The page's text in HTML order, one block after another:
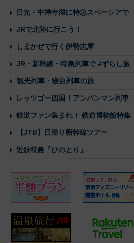
日光・中禅寺湖に特急スペーシアで
JRで北陸に行こう！
しまかぜで行く伊勢志摩
JR・新幹線・特急列車で #ずらし旅
観光列車・寝台列車の旅
レッツゴー四国！アンパンマン列車
鉄道ファン集まれ！ 鉄道博物館特集
【JTB】日帰り新幹線ツアー
近鉄特急「ひのとり」